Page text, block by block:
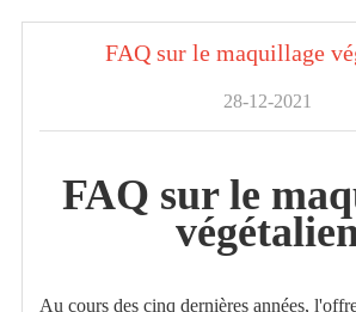
FAQ sur le maquillage
28-12-2021
FAQ sur le
Au cours des cinq dernières années,